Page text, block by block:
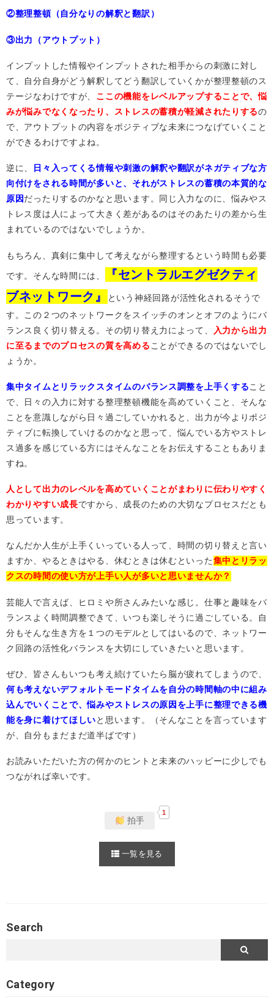
②整理整頓（自分なりの解釈と翻訳）
③出力（アウトプット）
インプットした情報やインプットされた相手からの刺激に対し
て、自分自身がどう解釈してどう翻訳していくかが整理整頓のス
テージなわけですが、 ここの機能をレベルアップすることで、悩
みが悩みでなくなったり、ストレスの蓄積が軽減されたりするの
で、アウトプットの内容をポジティブな未来につなげていくこと
ができるわけですよね。
逆に、
日々入ってくる情報や刺激の解釈や翻訳がネガティブな方
向付けをされる時間が多いと、それがストレスの蓄積の本質的な
原因だったりするのかなと思います。同じ入力なのに、悩みやス
トレス度は人によって大きく差があるのはそのあたりの差から生
まれているのではないでしょうか。
もちろん、真剣に集中して考えながら整理するという時間も必要
です。そんな時間には、
『セントラルエグゼクティ
ブネットワーク』
という神経回路が活性化されるそうで
す。この２つのネットワークをスイッチのオンとオフのようにバ
ランス良く切り替える。その切り替え力によって、 入力から出力
に至るまでのプロセスの質を高めることができるのではないでし
ょうか。
集中タイムとリラックスタイムのバランス調整を上手くすること
で、日々の入力に対する整理整頓機能を高めていくこと、そんな
ことを意識しながら日々過ごしていかれると、出力が今よりポジ
ティブに転換していけるのかなと思って、悩んでいる方やストレ
ス過多を感じている方にはそんなことをお伝えすることもありま
すね。
人として出力のレベルを高めていくことがまわりに伝わりやすく
わかりやすい成長ですから、成長のための大切なプロセスだとも
思っています。
なんだか人生が上手くいっている人って、時間の切り替えと言い
ますか、やるときはやる、休むときは休むといった集中とリラッ
クスの時間の使い方が上手い人が多いと思いませんか？
芸能人で言えば、ヒロミや所さんみたいな感じ。仕事と趣味をバ
ランスよく時間調整できて、いつも楽しそうに過ごしている。自
分もそんな生き方を１つのモデルとしてはいるので、ネットワー
ク回路の活性化バランスを大切にしていきたいと思います。
ぜひ、皆さんもいつも考え続けていたら脳が疲れてしまうので、
何も考えないデフォルトモードタイムを自分の時間軸の中に組み
込んでいくことで、悩みやストレスの原因を上手に整理できる機
能を身に着けてほしいと思います。（そんなことを言っています
が、自分もまだまだ道半ばです）
お読みいただいた方の何かのヒントと未来のハッピーに少しでも
つながれば幸いです。
拍手
1
一覧を見る
Search
Category